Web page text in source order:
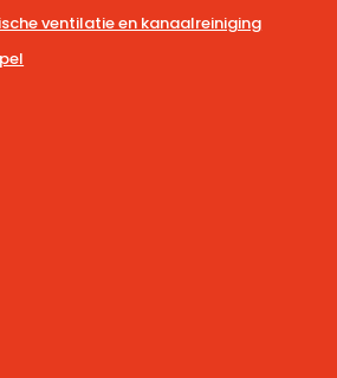
ventilatie en kanaalreiniging